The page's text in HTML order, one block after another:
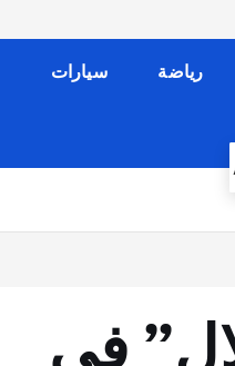
رياضة سيارات
في